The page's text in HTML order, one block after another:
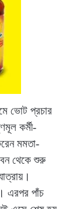
ভোট প্রচার
কর্মী-
মমতা-
থেকে শুরু
এরপর পাঁচ